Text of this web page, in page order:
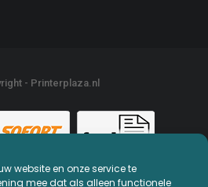
website en onze service te
mee dat als alleen functionele
- Printerplaza.nl